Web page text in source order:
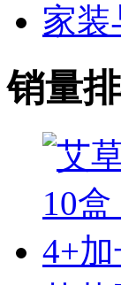
家装
销量